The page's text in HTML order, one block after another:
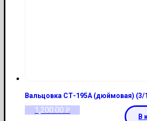
Вальцовка СТ-195А (дюймовая) (3/
1,200.00 Р
В